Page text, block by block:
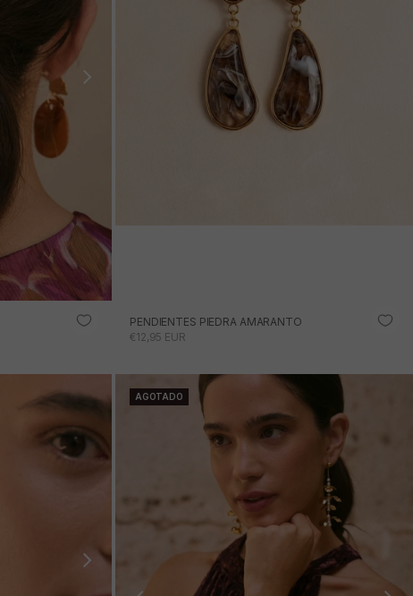
PENDIENTES PIEDRA AMARANTO
PRECIO DE OFERTA
€12,95 EUR
AGOTADO